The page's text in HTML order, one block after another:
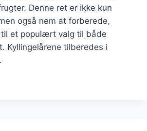
Denne ret er ikke kun
også nem at forberede,
et populært valg til både
Kyllingelårene tilberedes i